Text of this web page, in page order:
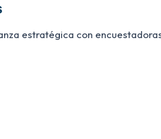
estratégica con